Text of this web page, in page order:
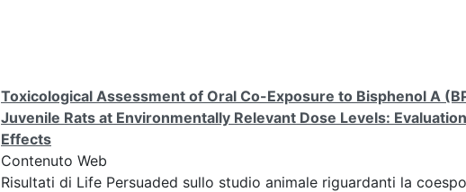
Toxicological Assessment of Oral Co-Exposure to Bisphenol A
Juvenile Rats at Environmentally Relevant Dose Levels:
Effects
Contenuto Web
Risultati di Life Persuaded sullo studio animale riguardanti la